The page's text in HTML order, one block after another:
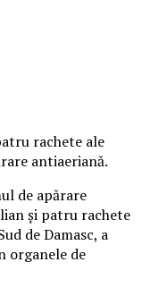
rachete ale
antiaeriană.
de apărare
și patru rachete
de Damasc, a
organele de